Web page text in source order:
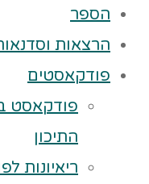
הספר
הרצאות
פודקאסטים
פודקאסט
התיכון
ריאיונות